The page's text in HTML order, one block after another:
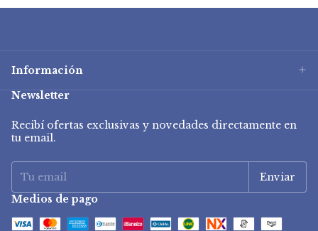
Información
Newsletter
Recibí ofertas exclusivas y novedades directamente en
tu email.
Medios de pago